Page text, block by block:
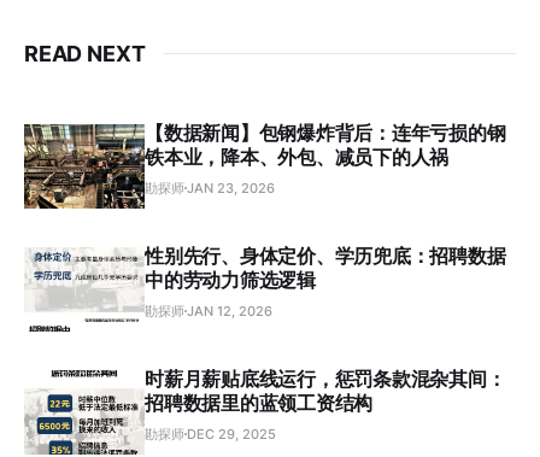
READ NEXT
【数据新闻】包钢爆炸背后：连年亏损的钢
铁本业，降本、外包、减员下的人祸
勘探师 JAN 23, 2026
性别先行、身体定价、学历兜底：招聘数据
中的劳动力筛选逻辑
勘探师 JAN 12, 2026
时薪月薪贴底线运行，惩罚条款混杂其间：
招聘数据里的蓝领工资结构
勘探师 DEC 29, 2025